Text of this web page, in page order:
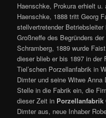
Haenschke, Prokura erhielt
Haenschke, 1888 tritt Georg
stellvertretender
Großneffe des Begründers
Schramberg, 1889 wurde
dieser blieb er bis 1897 in der
Tiel’schen Porzellanfabrik in
Dimter und seine Witwe
Stelle in die Fabrik ein, die
dieser Zeit in Porzellanfabrik
Dimter aus, neue Inhaber